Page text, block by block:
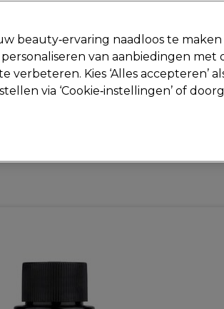
Deals Haar Elektra Beauty Salon
beauty‑ervaring naadloos te
van aanbiedingen
verbeteren. Kies ‘Alles accepteren’
via ‘Cookie‑instellingen’ of